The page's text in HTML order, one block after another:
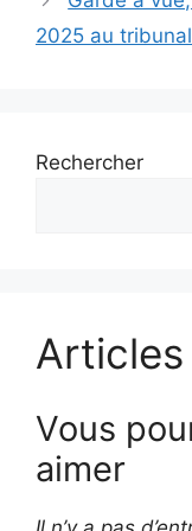
2025 au
Rechercher
Vous
aimer